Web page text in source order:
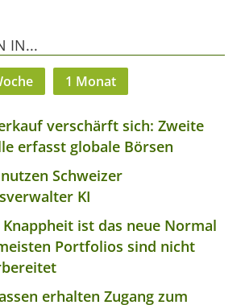
IN...
1 Monat
verschärft sich: Zweite
erfasst globale Börsen
Schweizer
KI
ist das neue Normal
Portfolios sind nicht
erhalten Zugang zum